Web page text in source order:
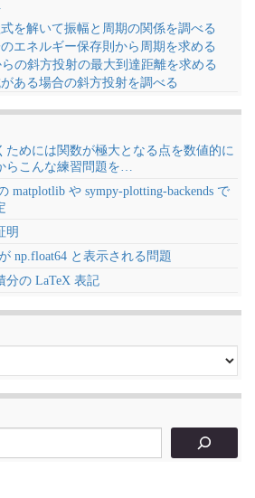
を解いて振幅と周期の関係を調べる
エネルギー保存則から周期を求める
の斜方投射の最大到達距離を求める
ある場合の斜方投射を調べる
ためには関数が極大となる点を数値的に
らこんな練習問題を…
matplotlib や sympy-plotting-backends で
明
np.float64 と表示される問題
分の LaTeX 表記